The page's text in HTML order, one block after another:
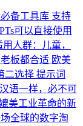
备工具库 支持
可以直接使用
人群：儿童，
板都合适 欧美
二选择 提示词
语一样，必不可
美工业革命的新
全球的数字淘